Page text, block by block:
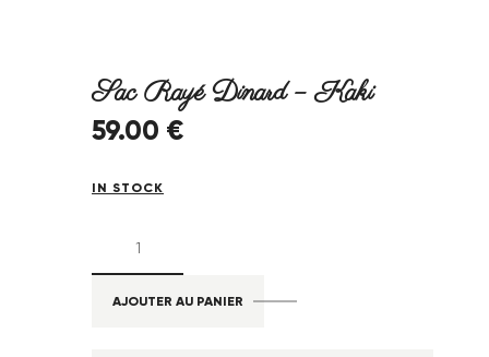
Sac Rayé Dinard – Kaki
59.00 €
IN STOCK
AJOUTER AU PANIER